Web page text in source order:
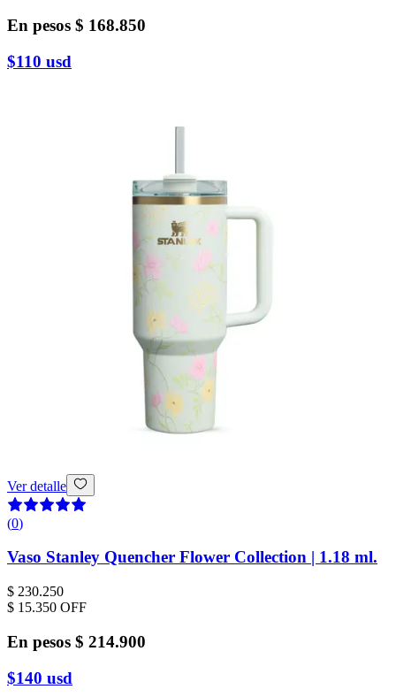
En pesos $ 168.850
$110 usd
Ver detalle
(0)
Vaso Stanley Quencher Flower Collection | 1.18 ml.
$ 230.250
$ 15.350 OFF
En pesos $ 214.900
$140 usd